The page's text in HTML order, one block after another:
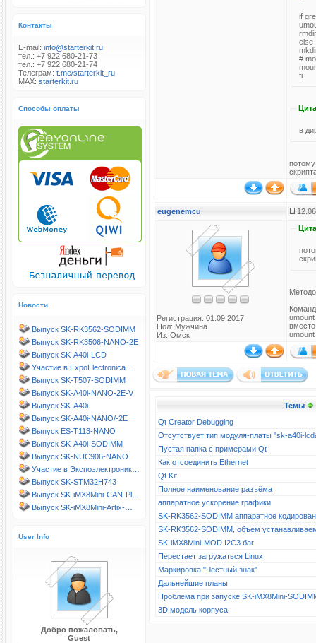
Контакты
E-mail: info@starterkit.ru
тел.: +7 922 680-21-73
тел.: +7 922 680-21-74
Телеграм: t.me/starterkit_ru
MAX: starterkit.ru
Способы оплаты
Новости
Выпуск SK-RK3562-SODIMM
Выпуск SK-RK3506-NANO-2E
Выпуск SK-A40i-LCD
Участие в ExpoElectronica…
Выпуск SK-T507-SODIMM
Выпуск SK-A40i-NANO-2E-V
Выпуск SK-A40i
Выпуск SK-A40i-NANO/-2E
Выпуск ES-T113-NANO
Выпуск SK-A40i-SODIMM
Выпуск SK-NUC906-NANO
Участие в Экспоэлектроник…
Выпуск SK-STM32H743
Выпуск SK-iMX8Mini-CAN-Pl…
Выпуск SK-iMX8Mini-Artix-…
User Info
Добро пожаловать,
Guest
if
else
#
fi
в
потому
eugenemcu
Регистрация: 01.09.2017
Пол: Мужчина
Из: Омск
вместо
Темы
Qt Creator Debugging
Отсутствует тип модуля-платы "sk-a40i-
Пустая папка с примерами Qt
Как отсоединить Ethernet
Qt Kit
Полное наименование разъёма
аппаратное ускорение графики
SK-RK3562-SODIMM аппаратное
SK-RK3562-SODIMM, объем
SK-iMX8Mini-MOD I2C3 баг
Перестает загружаться Linux
Маркировка "Честный знак"
Дальнейшие планы
Проблема при запуске SK-iMX8Mini-
3D модель корпуса